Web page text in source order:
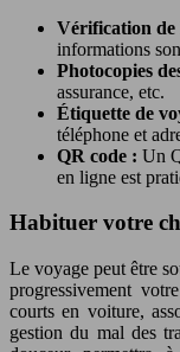
Vérification de
informations
Photocopies
assurance, etc.
Étiquette de
téléphone et
QR code : Un
en ligne est
Habituer votre
Le voyage peut être
progressivement
courts en voiture,
gestion du mal des